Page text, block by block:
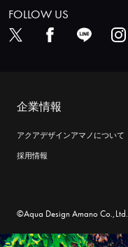
FOLLOW US
企業情報
アクアデザインアマノについて
採用情報
©Aqua Design Amano Co.,Ltd.